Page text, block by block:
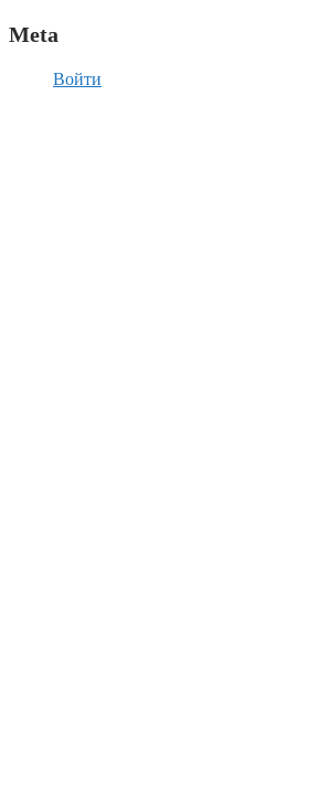
Meta
Войти